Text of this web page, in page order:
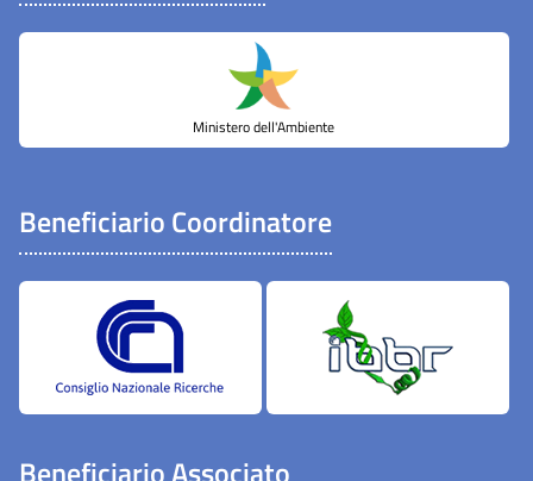
Ministero dell'Ambiente
Beneficiario Coordinatore